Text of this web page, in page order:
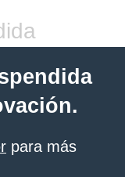
para más